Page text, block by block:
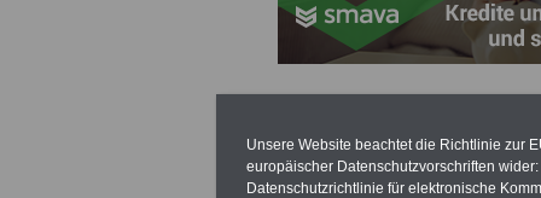
Film: Die
Unsere Website beachtet die Richtlinie zur
europäischer Datenschutzvorschriften
Datenschutzrichtlinie für elektronische